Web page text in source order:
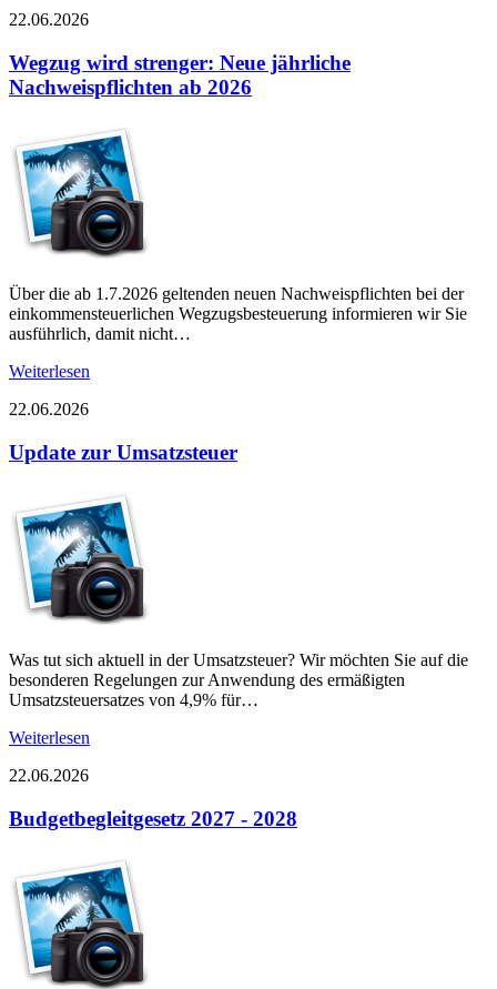
22.06.2026
Wegzug wird strenger: Neue jährliche
Nachweispflichten ab 2026
Über die ab 1.7.2026 geltenden neuen Nachweispflichten bei der
einkommensteuerlichen Wegzugsbesteuerung informieren wir Sie
ausführlich, damit nicht…
Weiterlesen
22.06.2026
Update zur Umsatzsteuer
Was tut sich aktuell in der Umsatzsteuer? Wir möchten Sie auf die
besonderen Regelungen zur Anwendung des ermäßigten
Umsatzsteuersatzes von 4,9% für…
Weiterlesen
22.06.2026
Budgetbegleitgesetz 2027 - 2028